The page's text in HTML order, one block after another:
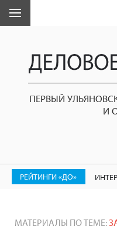
ПЕРВЫЙ
И
РЕЙТИНГИ «ДО»
МАТЕРИАЛЫ ПО ТЕМЕ: